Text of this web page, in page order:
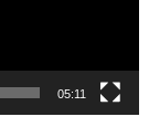
05:11